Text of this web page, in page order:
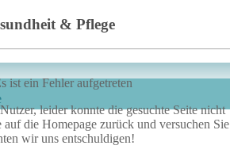
& Pflege
ist ein Fehler aufgetreten
leider konnte die gesuchte Seite nicht
die Homepage zurück und versuchen Sie
wir uns entschuldigen!